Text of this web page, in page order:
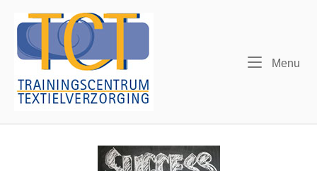
naar
inhoud
Home
Menu